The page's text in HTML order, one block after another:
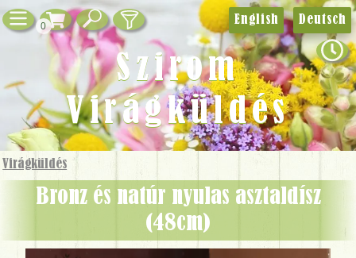
0
Virágküldés
bronz és natúr nyulas asztaldísz
(48cm)
English Deutsch
Szirom
Virágküldés